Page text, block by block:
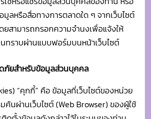
“คุกกี้” คือ ข้อมูลที่เว็บไซต์ของหน่วย
ค้นผ่านเว็บไซต์ (Web Browser) ของผู้ใช้
ดตั้งข้อมูลดังกล่าวไว้ในระบบของท่าน
นทึกหรือจดจำข้อมูลของผู้ใช้บริการไว้ได้
ออกจากโปรแกรมค้นผ่าน หรือทำการลบ
อไม่อนุญาตให้ “คุกกี้” ทำงานอีกต่อไป
กกี้” แล้ว ท่านจะได้รับความสะดวกสบาย
ไซต์ เนื่องจาก “คุกกี้” จะช่วยจดจำ